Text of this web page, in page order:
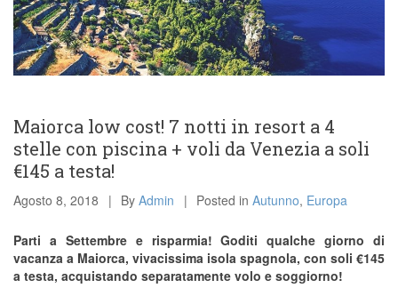
Maiorca low cost! 7 notti in resort a 4
stelle con piscina + voli da Venezia a soli
€145 a testa!
Agosto 8, 2018 By Admin Posted in Autunno, Europa
Parti a Settembre e risparmia! Goditi qualche giorno di
vacanza a Maiorca, vivacissima isola spagnola, con soli €145
a testa, acquistando separatamente volo e soggiorno!